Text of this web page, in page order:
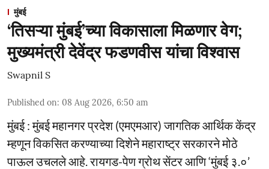
मुंबई
‘तिसऱ्या मुंबई’च्या विकासाला मिळणार वेग;
मुख्यमंत्री देवेंद्र फडणवीस यांचा विश्वास
Swapnil S
Published on: 08 Aug 2026, 6:50 am
मुंबई : मुंबई महानगर प्रदेश (एमएमआर) जागतिक आर्थिक केंद्र
म्हणून विकसित करण्याच्या दिशेने महाराष्ट्र सरकारने मोठे
पाऊल उचलले आहे. रायगड-पेण ग्रोथ सेंटर आणि ‘मुंबई ३.०’